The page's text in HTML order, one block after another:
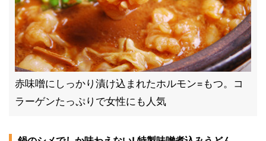
赤味噌にしっかり漬け込まれたホルモン=もつ。コ
ラーゲンたっぷりで女性にも人気